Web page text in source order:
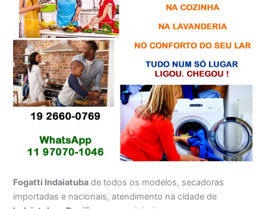
Fogatti Indaiatuba de todos os modelos, secadoras
importadas e nacionais, atendimento na cidade de